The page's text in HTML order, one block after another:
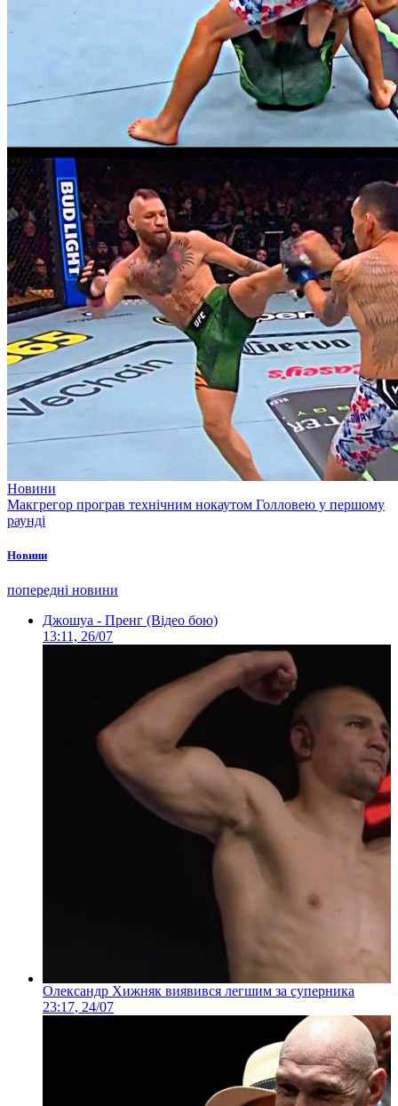
Новини
Макгрегор програв технічним нокаутом Голловею у першому
раунді
Новини
попередні новини
Джошуа - Пренг (Відео бою)
13:11, 26/07
Олександр Хижняк виявився легшим за суперника
23:17, 24/07